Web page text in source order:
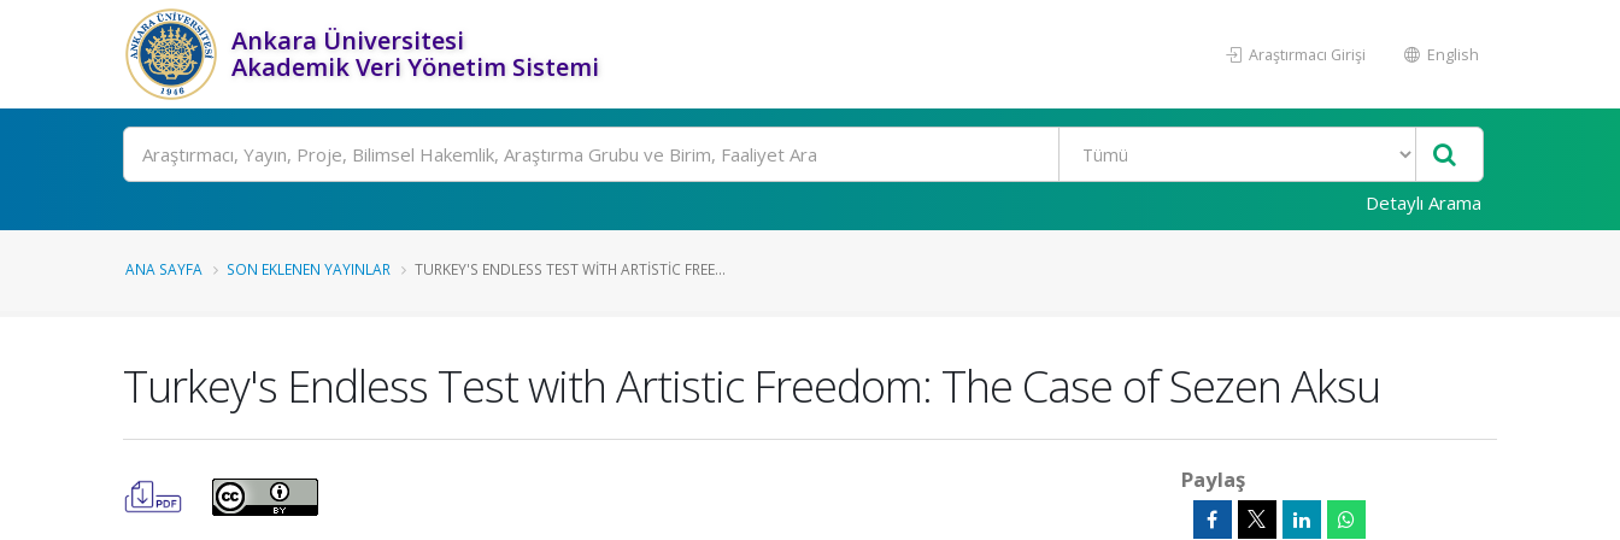
Ankara Üniversitesi
Akademik Veri Yönetim Sistemi
Araştırmacı Girişi English
Ara
Detaylı Arama
ANA SAYFA SON EKLENEN YAYINLAR TURKEY'S ENDLESS TEST WITH ARTISTIC FREE...
Turkey's Endless Test with Artistic Freedom: The Case of Sezen Aksu
Paylaş